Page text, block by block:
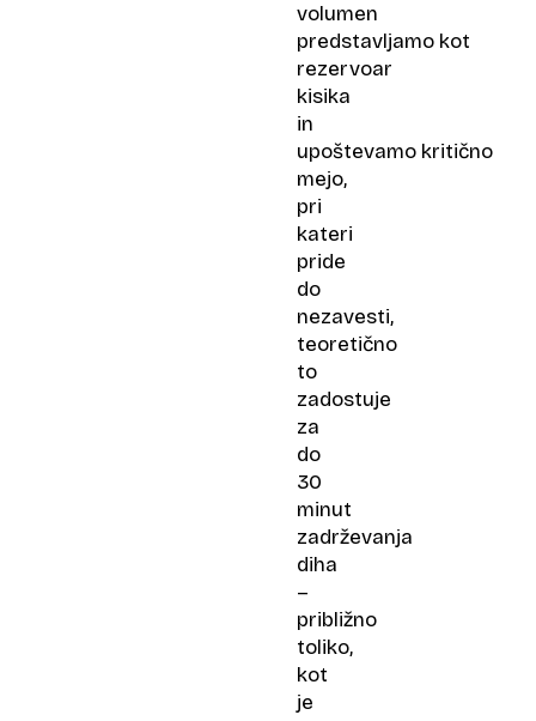
volumen
predstavljamo kot
rezervoar
kisika
in
upoštevamo kritično
mejo,
pri
kateri
pride
do
nezavesti,
teoretično
to
zadostuje
za
do
30
minut
zadrževanja
diha
–
približno
toliko,
kot
je